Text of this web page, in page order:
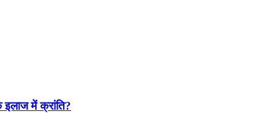
में क्रांति?